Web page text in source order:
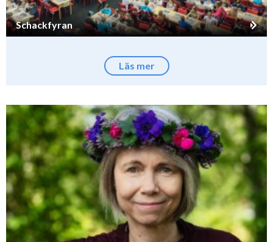
Schackfyran
Läs mer